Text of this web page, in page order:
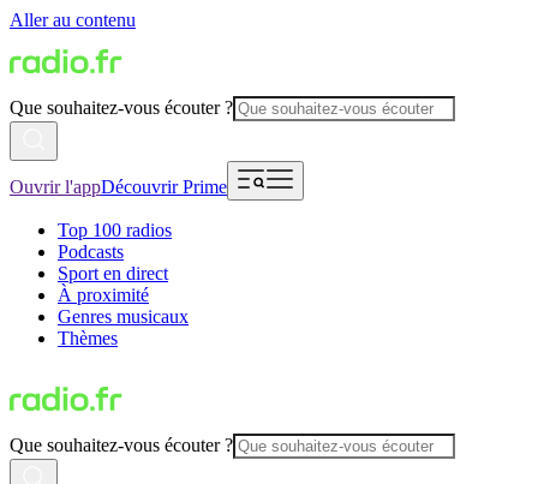
Aller au contenu
Que souhaitez-vous écouter ?
Ouvrir l'appDécouvrir Prime
Top 100 radios
Podcasts
Sport en direct
À proximité
Genres musicaux
Thèmes
Que souhaitez-vous écouter ?